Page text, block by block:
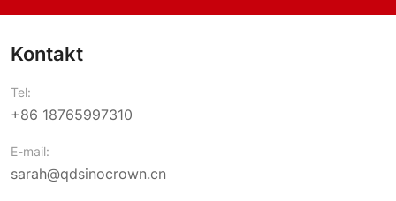
Kontakt
Tel:
+86 18765997310
E-mail:
sarah@qdsinocrown.cn